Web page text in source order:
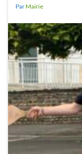
ParMairie